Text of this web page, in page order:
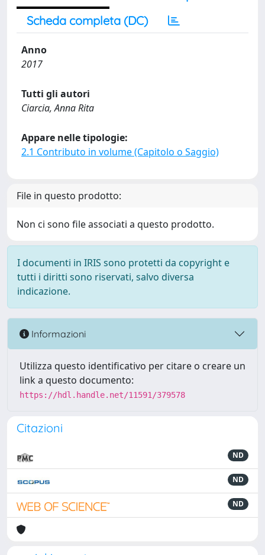
Scheda completa (DC)
Anno
2017
Tutti gli autori
Ciarcia, Anna Rita
Appare nelle tipologie:
2.1 Contributo in volume (Capitolo o Saggio)
File in questo prodotto:
Non ci sono file associati a questo prodotto.
I documenti in IRIS sono protetti da copyright e
tutti i diritti sono riservati, salvo diversa
indicazione.
Informazioni
Utilizza questo identificativo per citare o creare un
link a questo documento:
https://hdl.handle.net/11591/379578
Citazioni
ND
ND
ND